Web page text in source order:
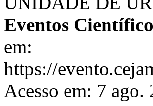
Eventos
em:
https://
Acesso em: 7 ago.